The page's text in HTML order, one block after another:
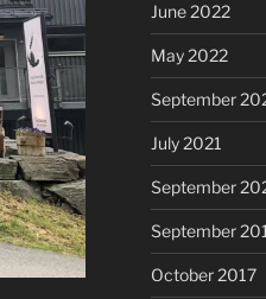
June 2022
May 2022
September
July 2021
September
September
October 2017